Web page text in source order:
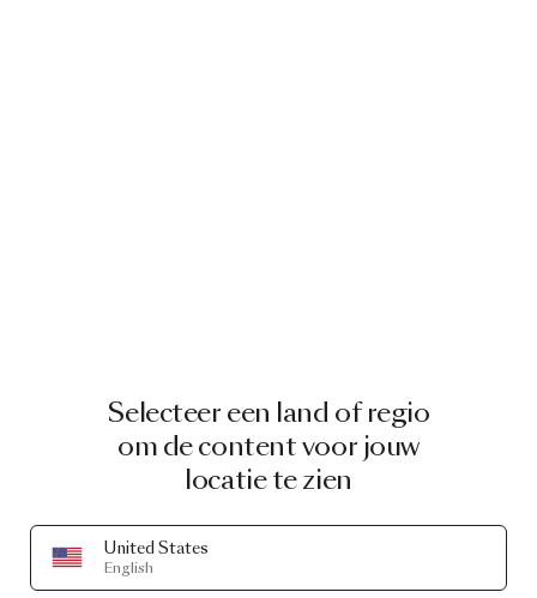
Selecteer een land of regio
om de content voor jouw
locatie te zien
United States
English